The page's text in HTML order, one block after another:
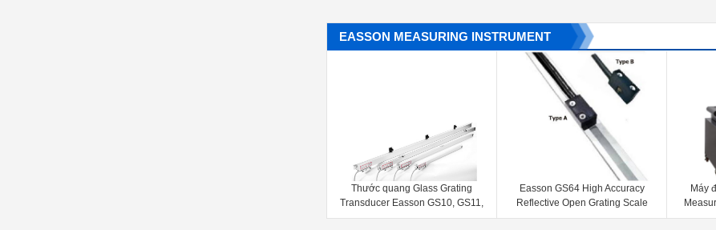
EASSON MEASURING INSTRUMENT
Transducer Easson GS10, GS11,
GS12, GS13, GS20, GS21, GS22,
Easson GS64 High Accuracy
Reflective Open Grating Scale
Máy đo 2D SP Series Vision
Measurement Machine Easson
RSP-3020, RSP-4030